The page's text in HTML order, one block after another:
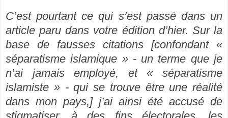
C’est pourtant ce qui s’est passé dans un
article paru dans votre édition d’hier. Sur la
base de fausses citations [confondant «
séparatisme islamique » - un terme que je
n’ai jamais employé, et « séparatisme
islamiste » - qui se trouve être une réalité
dans mon pays,] j’ai ainsi été accusé de